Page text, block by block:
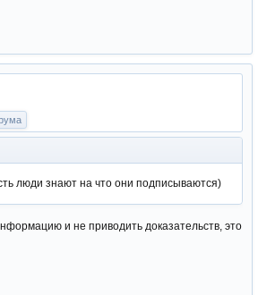
люди знают на что они подписываются)
и не приводить доказательств, это